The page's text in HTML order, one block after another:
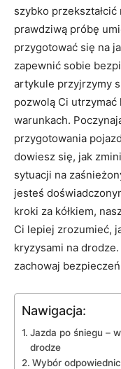
szybko
prawdziwą próbę
przygotować się na
zapewnić sobie
⁣artykule przyjrzymy​
pozwolą ⁣Ci
warunkach.
przygotowania
dowiesz się, jak
sytuacji na
jesteś
‍kroki za kółkiem,
Ci lepiej zrozumieć,
kryzysami na
zachowaj
Nawigacja:
Jazda po śniegu –
drodze
Wybór